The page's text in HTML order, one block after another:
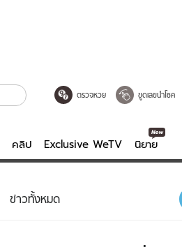
ตรวจหวย ขูดเลขนำโชค
คลิป Exclusive WeTV นิยาย
บันเทิงครบรส
ข่าวทั้งหมด